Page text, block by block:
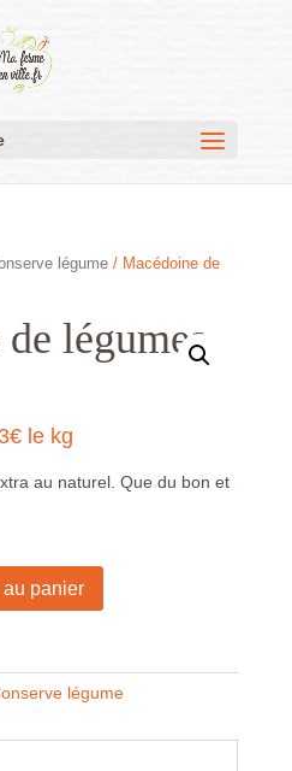
légume/ Macédoine de
légumes
le kg
au naturel. Que du bon et
panier
légume